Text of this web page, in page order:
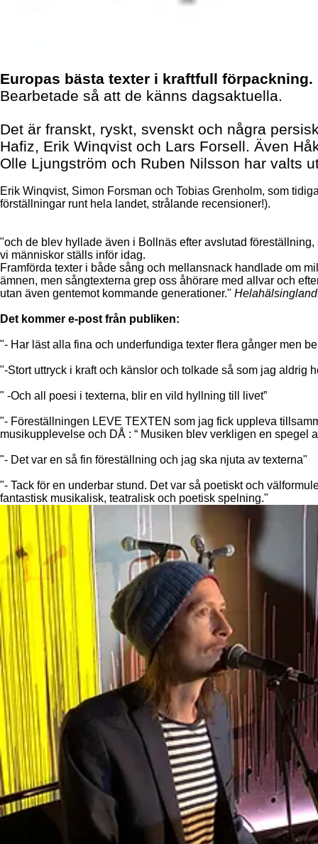
Europas bästa texter i kraftfull förpackning.
Bearbetade så att de känns dagsaktuella.
Det är franskt, ryskt, svenskt och några
Hafiz, Erik Winqvist och Lars Forsell. Även
Olle Ljungström och Ruben Nilsson har valts
Erik Winqvist, Simon Forsman och Tobias Grenholm, som
förställningar runt hela landet, strålande recensioner!).
"och de blev hyllade även i Bollnäs efter avslutad
vi människor ställs inför idag.
Framförda texter i både sång och mellansnack handlade om
ämnen, men sångtexterna grep oss åhörare med allvar och
utan även gentemot kommande generationer."
Det kommer e-post från publiken:
"- Har läst alla fina och underfundiga texter flera gånger men
"-Stort uttryck i kraft och känslor och tolkade så som jag aldrig
" -Och all poesi i texterna, blir en vild hyllning till livet”
"- Föreställningen LEVE TEXTEN som jag fick uppleva
musikupplevelse och DÅ : “ Musiken blev verkligen en spegel
"- Det var en så fin föreställning och jag ska njuta av texterna"
"- Tack för en underbar stund. Det var så poetiskt och
fantastisk musikalisk, teatralisk och poetisk spelning."